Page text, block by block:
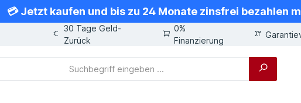
💳 Jetzt kaufen und bis zu 24 Monate zinsfrei bezahlen
30 Tage Geld-
Zurück
0%
Finanzierung